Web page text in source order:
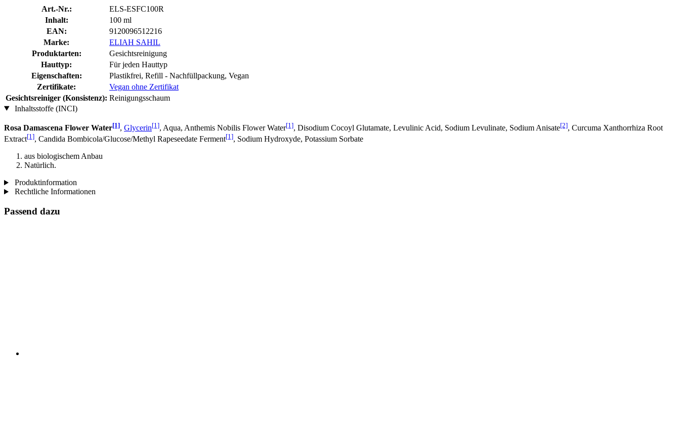
Art.-Nr.:
ELS-ESFC100R
Inhalt:
100 ml
EAN:
9120096512216
Marke:
ELIAH SAHIL
Produktarten:
Gesichtsreinigung
Hauttyp:
Für jeden Hauttyp
Eigenschaften:
Plastikfrei, Refill - Nachfüllpackung, Vegan
Zertifikate:
Vegan ohne Zertifikat
Gesichtsreiniger (Konsistenz): Reinigungsschaum
Inhaltsstoffe (INCI)
Rosa Damascena Flower Water[1], Glycerin[1], Aqua, Anthemis Nobilis Flower Water[1], Disodium Cocoyl Glutamate, Levulinic Acid, Sodium Levulinate, Sodium Anisate[2], Curcuma Xanthorrhiza Root
Extract[1], Candida Bombicola/Glucose/Methyl Rapeseedate Ferment[1], Sodium Hydroxyde, Potassium Sorbate
aus biologischem Anbau
Natürlich.
Produktinformation
Rechtliche Informationen
Passend dazu